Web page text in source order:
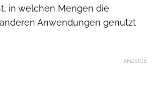
in welchen Mengen die
Anwendungen genutzt
ANZEIGE